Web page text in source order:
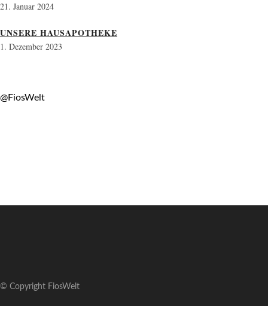
21. Januar 2024
UNSERE HAUSAPOTHEKE
1. Dezember 2023
@FiosWelt
© Copyright FiosWelt